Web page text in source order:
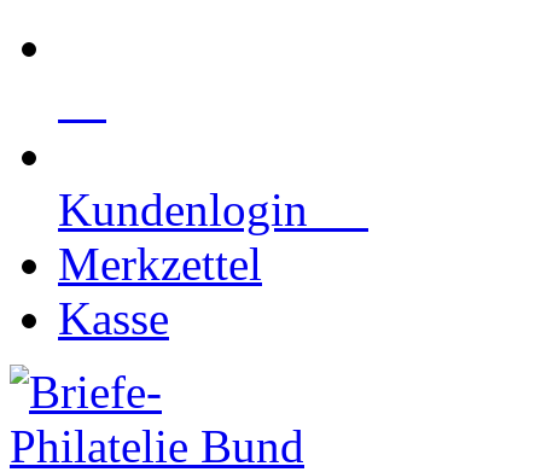
Kundenlogin
Merkzettel
Kasse